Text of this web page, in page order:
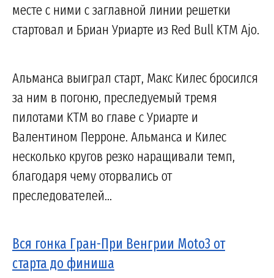
месте с ними с заглавной линии решетки
стартовал и Бриан Уриарте из Red Bull KTM Ajo.
Альманса выиграл старт, Макс Килес бросился
за ним в погоню, преследуемый тремя
пилотами KTM во главе с Уриарте и
Валентином Перроне. Альманса и Килес
несколько кругов резко наращивали темп,
благодаря чему оторвались от
преследователей...
Вся гонка Гран-При Венгрии Moto3 от
старта до финиша